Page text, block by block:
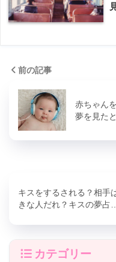
前の記事
赤ちゃん
夢を見た
キスをするされる？相手
きな人だれ？キスの夢占…
カテゴリー